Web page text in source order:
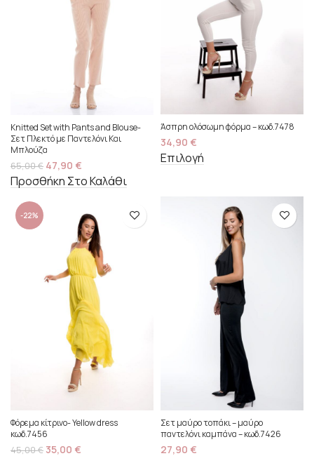
Knitted Set with Pants and Blouse-
Σετ Πλεκτό με Παντελόνι Και
Μπλούζα
65,00€ 47,90 €
Προσθήκη Στο Καλάθι
Άσπρη ολόσωμη φόρμα – κωδ.7478
34,90 €
Επιλογή
-22%
Φόρεμα κίτρινο- Yellow dress
κωδ.7456
45,00€ 35,00 €
Σετ μαύρο τοπάκι – μαύρο
παντελόνι καμπάνα – κωδ.7426
27,90 €